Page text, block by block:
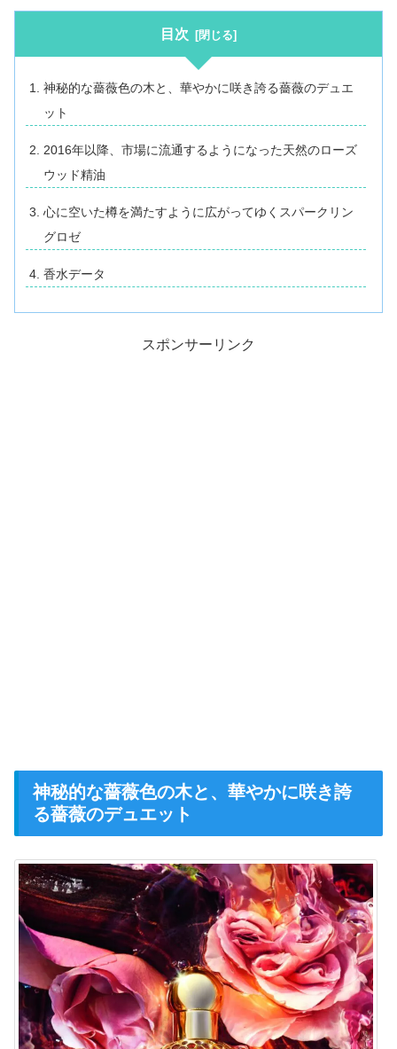
目次
神秘的な薔薇色の木と、華やかに咲き誇る薔薇のデュエ
ット
2016年以降、市場に流通するようになった天然のローズ
ウッド精油
心に空いた樽を満たすように広がってゆくスパークリン
グロゼ
香水データ
スポンサーリンク
神秘的な薔薇色の木と、華やかに咲き誇
る薔薇のデュエット